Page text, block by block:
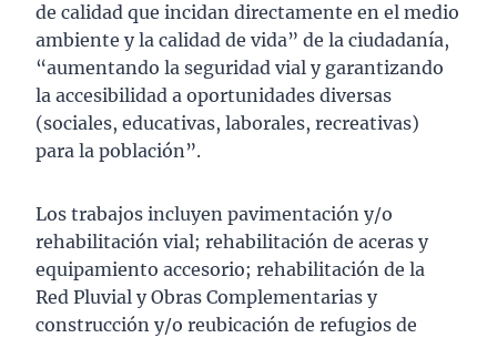
de calidad que incidan directamente en el medio
ambiente y la calidad de vida” de la ciudadanía,
“aumentando la seguridad vial y garantizando
la accesibilidad a oportunidades diversas
(sociales, educativas, laborales, recreativas)
para la población”.
Los trabajos incluyen pavimentación y/o
rehabilitación vial; rehabilitación de aceras y
equipamiento accesorio; rehabilitación de la
Red Pluvial y Obras Complementarias y
construcción y/o reubicación de refugios de